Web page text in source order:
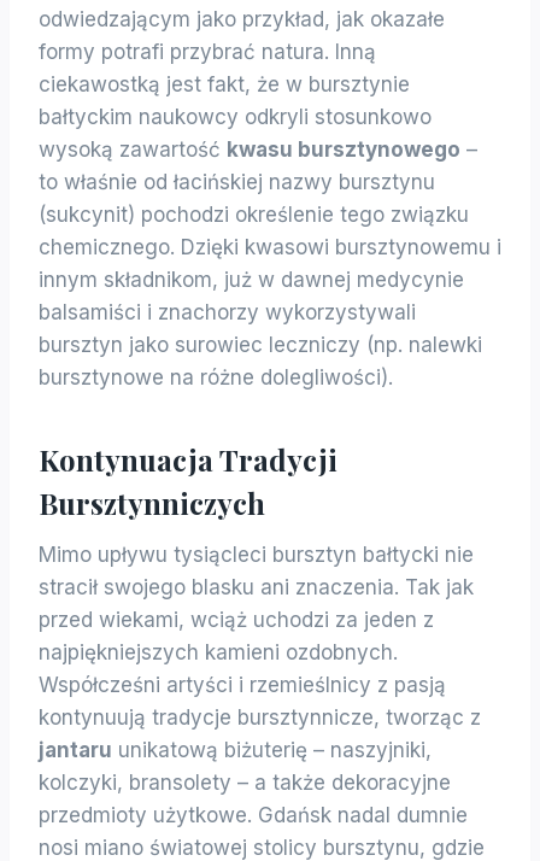
odwiedzającym jako przykład, jak okazałe
formy potrafi przybrać natura. Inną
ciekawostką jest fakt, że w bursztynie
bałtyckim naukowcy odkryli stosunkowo
wysoką zawartość kwasu bursztynowego –
to właśnie od łacińskiej nazwy bursztynu
(sukcynit) pochodzi określenie tego związku
chemicznego. Dzięki kwasowi bursztynowemu i
innym składnikom, już w dawnej medycynie
balsamiści i znachorzy wykorzystywali
bursztyn jako surowiec leczniczy (np. nalewki
bursztynowe na różne dolegliwości).
Kontynuacja Tradycji
Bursztynniczych
Mimo upływu tysiącleci bursztyn bałtycki nie
stracił swojego blasku ani znaczenia. Tak jak
przed wiekami, wciąż uchodzi za jeden z
najpiękniejszych kamieni ozdobnych.
Współcześni artyści i rzemieślnicy z pasją
kontynuują tradycje bursztynnicze, tworząc z
jantaru unikatową biżuterię – naszyjniki,
kolczyki, bransolety – a także dekoracyjne
przedmioty użytkowe. Gdańsk nadal dumnie
nosi miano światowej stolicy bursztynu, gdzie